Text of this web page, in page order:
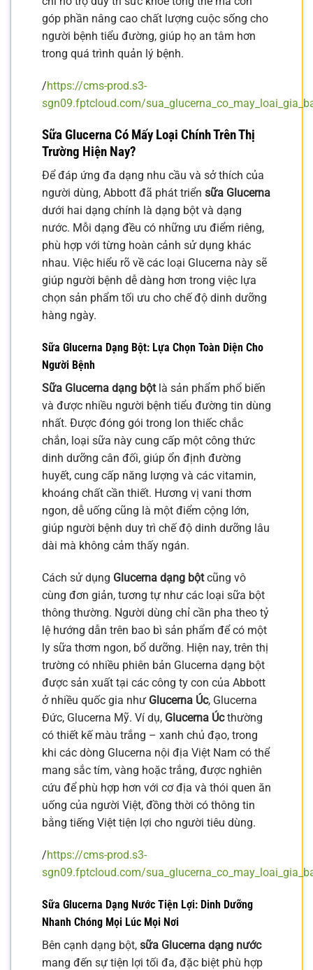
góp phần nâng cao chất lượng cuộc sống cho
người bệnh tiểu đường, giúp họ an tâm hơn
trong quá trình quản lý bệnh.
/https://cms-prod.s3-
sgn09.fptcloud.com/
Sữa Glucerna Có Mấy Loại Chính Trên Thị
Trường Hiện Nay?
Để đáp ứng đa dạng nhu cầu và sở thích của
người dùng, Abbott đã phát triển sữa Glucerna
dưới hai dạng chính là dạng bột và dạng
nước. Mỗi dạng đều có những ưu điểm riêng,
phù hợp với từng hoàn cảnh sử dụng khác
nhau. Việc hiểu rõ về các loại Glucerna này sẽ
giúp người bệnh dễ dàng hơn trong việc lựa
chọn sản phẩm tối ưu cho chế độ dinh dưỡng
hàng ngày.
Sữa Glucerna Dạng Bột: Lựa Chọn Toàn Diện Cho
Người Bệnh
Sữa Glucerna dạng bộtlà sản phẩm phổ biến
và được nhiều người bệnh tiểu đường tin dùng
nhất. Được đóng gói trong lon thiếc chắc
chắn, loại sữa này cung cấp một công thức
dinh dưỡng cân đối, giúp ổn định đường
huyết, cung cấp năng lượng và các vitamin,
khoáng chất cần thiết. Hương vị vani thơm
ngon, dễ uống cũng là một điểm cộng lớn,
giúp người bệnh duy trì chế độ dinh dưỡng lâu
dài mà không cảm thấy ngán.
Cách sử dụng Glucerna dạng bộtcũng vô
cùng đơn giản, tương tự như các loại sữa bột
thông thường. Người dùng chỉ cần pha theo tỷ
lệ hướng dẫn trên bao bì sản phẩm để có một
ly sữa thơm ngon, bổ dưỡng. Hiện nay, trên thị
trường có nhiều phiên bản Glucerna dạng bột
được sản xuất tại các công ty con của Abbott
ở nhiều quốc gia như Glucerna Úc, Glucerna
Đức, Glucerna Mỹ. Ví dụ, Glucerna Úcthường
có thiết kế màu trắng – xanh chủ đạo, trong
khi các dòng Glucerna nội địa Việt Nam có thể
mang sắc tím, vàng hoặc trắng, được nghiên
cứu để phù hợp hơn với cơ địa và thói quen ăn
uống của người Việt, đồng thời có thông tin
bằng tiếng Việt tiện lợi cho người tiêu dùng.
/https://cms-prod.s3-
sgn09.fptcloud.com/
Sữa Glucerna Dạng Nước Tiện Lợi: Dinh Dưỡng
Nhanh Chóng Mọi Lúc Mọi Nơi
Bên cạnh dạng bột, sữa Glucerna dạng nước
mang đến sự tiện lợi tối đa, đặc biệt phù hợp